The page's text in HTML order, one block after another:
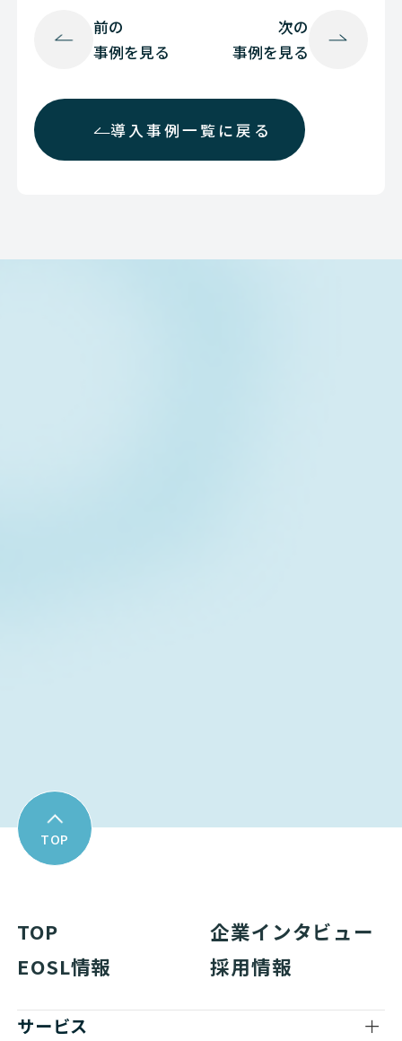
前の
事例を見る
導入事例一覧に戻る
次の
事例を見る
TOP
TOP
企業インタビュー
EOSL情報
採用情報
サービス